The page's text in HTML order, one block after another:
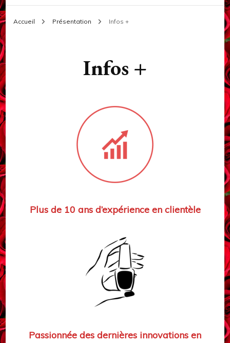
Accueil Présentation Infos +
Infos +
Plus de 10 ans d’expérience en clientèle
Passionnée des dernières innovations en